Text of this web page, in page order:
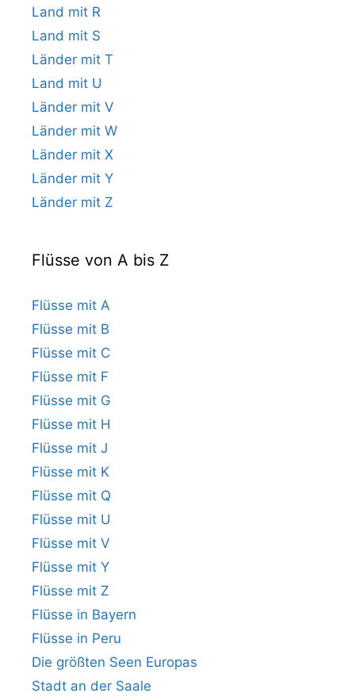
Land mit R
Land mit S
Länder mit T
Land mit U
Länder mit V
Länder mit W
Länder mit X
Länder mit Y
Länder mit Z
Flüsse von A bis Z
Flüsse mit A
Flüsse mit B
Flüsse mit C
Flüsse mit F
Flüsse mit G
Flüsse mit H
Flüsse mit J
Flüsse mit K
Flüsse mit Q
Flüsse mit U
Flüsse mit V
Flüsse mit Y
Flüsse mit Z
Flüsse in Bayern
Flüsse in Peru
Die größten Seen Europas
Stadt an der Saale